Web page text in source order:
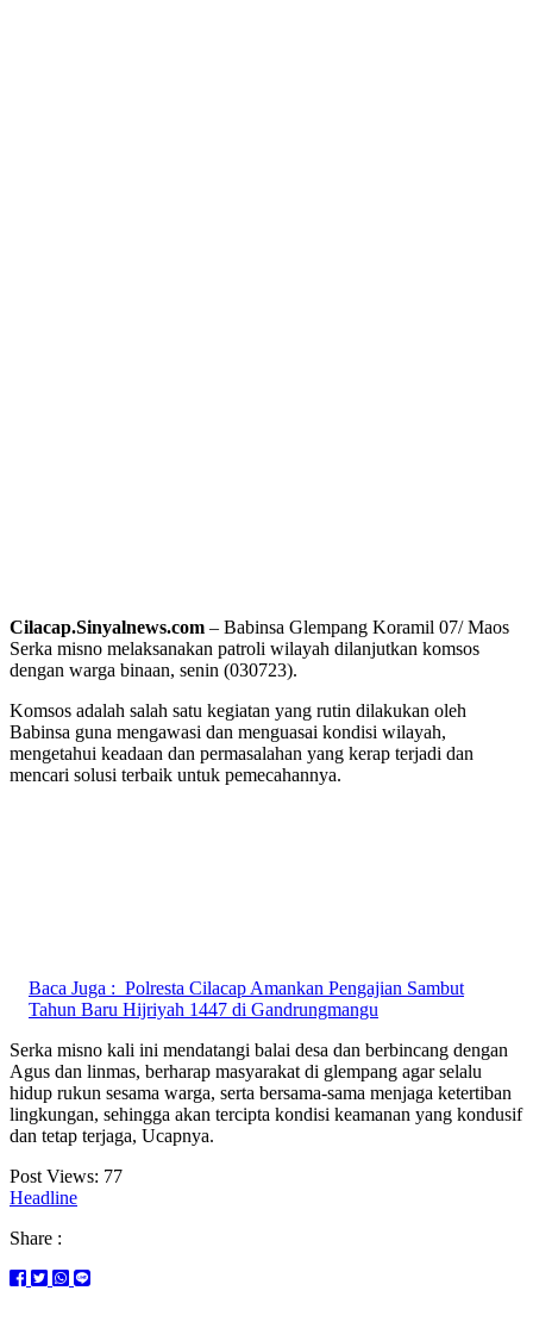
Cilacap.Sinyalnews.com – Babinsa Glempang Koramil 07/ Maos
Serka misno melaksanakan patroli wilayah dilanjutkan komsos
dengan warga binaan, senin (030723).
Komsos adalah salah satu kegiatan yang rutin dilakukan oleh
Babinsa guna mengawasi dan menguasai kondisi wilayah,
mengetahui keadaan dan permasalahan yang kerap terjadi dan
mencari solusi terbaik untuk pemecahannya.
Baca Juga : Polresta Cilacap Amankan Pengajian Sambut
Tahun Baru Hijriyah 1447 di Gandrungmangu
Serka misno kali ini mendatangi balai desa dan berbincang dengan
Agus dan linmas, berharap masyarakat di glempang agar selalu
hidup rukun sesama warga, serta bersama-sama menjaga ketertiban
lingkungan, sehingga akan tercipta kondisi keamanan yang kondusif
dan tetap terjaga, Ucapnya.
Post Views: 77
Headline
Share :